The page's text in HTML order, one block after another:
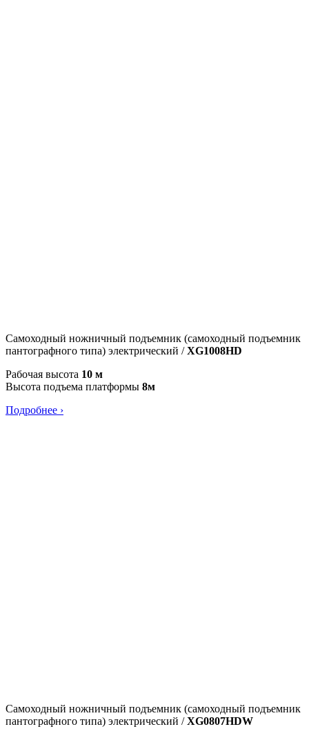
Самоходный ножничный подъемник (самоходный подъемник
пантографного типа) электрический /XG1008HD
Рабочая высота 10 м
Высота подъема платформы 8м
Подробнее ›
Самоходный ножничный подъемник (самоходный подъемник
пантографного типа) электрический /XG0807HDW